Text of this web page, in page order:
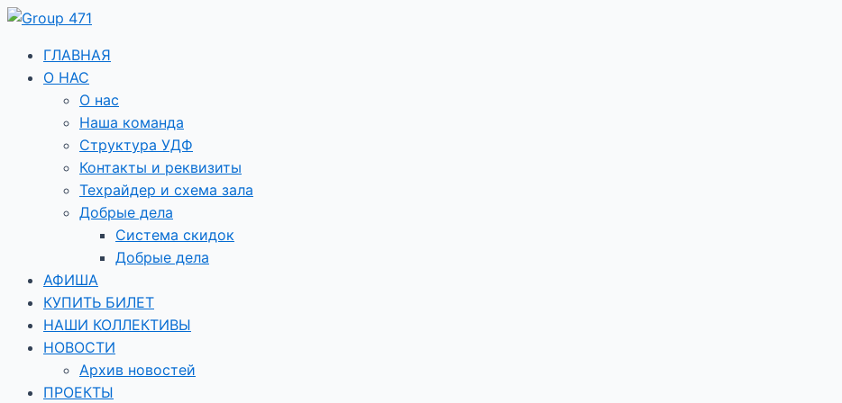
Перейти
содержимому
ГЛАВНАЯ
О НАС
О нас
Наша команда
Структура УДФ
Контакты и реквизиты
Техрайдер и схема зала
Добрые дела
Система скидок
Добрые дела
АФИША
КУПИТЬ БИЛЕТ
НАШИ КОЛЛЕКТИВЫ
НОВОСТИ
Архив новостей
ПРОЕКТЫ